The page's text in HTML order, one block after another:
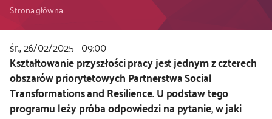
dla wnioskodawców
dla realizujących projekty
dla ekspertów
efekty NCN
Ścieżka
nawigacyjna
Strona główna
śr., 26/02/2025 - 09:00
Kod
CSS
i
JS
Kształtowanie przyszłości pracy jest jednym z czterech
obszarów priorytetowych Partnerstwa Social
Transformations and Resilience. U podstaw tego
programu leży próba odpowiedzi na pytanie, w jaki